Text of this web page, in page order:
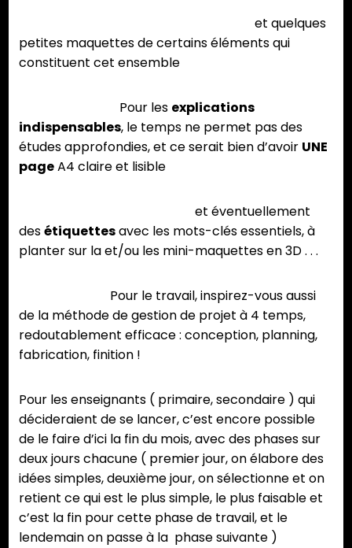
et quelques
petites maquettes de certains éléments qui
constituent cet ensemble
Pour les explications
indispensables, le temps ne permet pas des
études approfondies, et ce serait bien d’avoir UNE
pageA4 claire et lisible
et éventuellement
desétiquettesavec les mots-clés essentiels, à
planter sur la et/ou les mini-maquettes en 3D . . .
Pour le travail, inspirez-vous aussi
de la méthode de gestion de projet à 4 temps,
redoutablement efficace : conception, planning,
fabrication, finition !
Pour les enseignants ( primaire, secondaire ) qui
décideraient de se lancer, c’est encore possible
de le faire d’ici la fin du mois, avec des phases sur
deux jours chacune ( premier jour, on élabore des
idées simples, deuxième jour, on sélectionne et on
retient ce qui est le plus simple, le plus faisable et
c’est la fin pour cette phase de travail, et le
lendemain on passe à la phase suivante )